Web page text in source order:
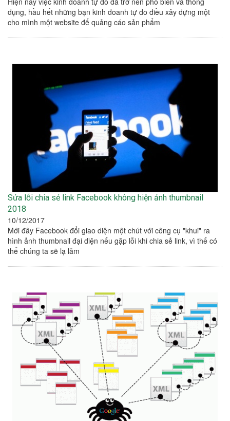
dụng, hầu hết những bạn kinh doanh tự do điều xây dựng một
cho mình một website để quảng cáo sản phẩm
Sửa lỗi chia sẻ link Facebook không hiện ảnh thumbnail
2018
10/12/2017
Mới đây Facebook đổi giao diện một chút với công cụ "khui" ra
hình ảnh thumbnail đại diện nếu gặp lỗi khi chia sẻ link, vì thế có
thể chúng ta sẽ lạ lẫm